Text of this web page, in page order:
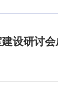
设研讨